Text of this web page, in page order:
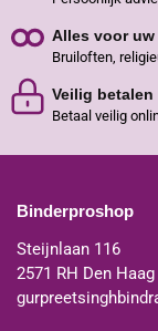
Alles voor uw
Bruiloften,
Veilig betalen
Betaal veilig
Binderproshop
Steijnlaan 116
2571 RH Den Haag